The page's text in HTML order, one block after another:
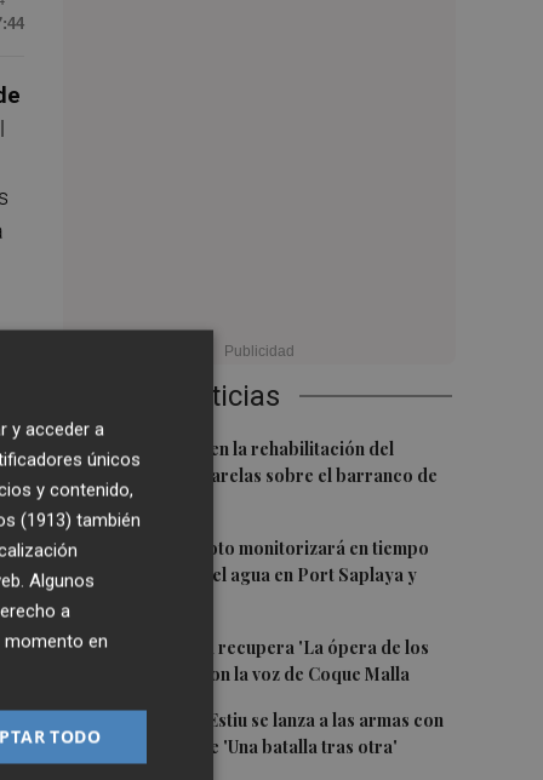
Últimas Noticias
1 L'Eliana avanza en la rehabilitación del
puente y las pasarelas sobre el barranco de
Mandor
2
Un proyecto piloto monitorizará en tiempo
real la calidad del agua en Port Saplaya y
3 Sagunt a Escena recupera 'La ópera de los
tres centavos' con la voz de Coque Malla
4 La Filmoteca d'Estiu se lanza a las armas con
la proyección de 'Una batalla tras otra'
y acceder a
únicos
y contenido,
(1913) también
Algunos
a
momento en
TODO